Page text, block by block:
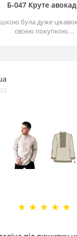
Б-047 Круте
була дуже
своєю покупкою. ..